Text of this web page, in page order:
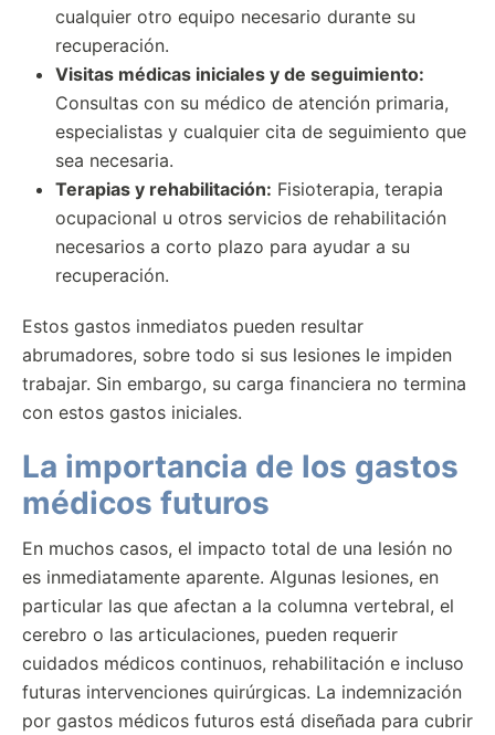
cualquier otro equipo necesario durante su
recuperación.
Visitas médicas iniciales y de seguimiento:
Consultas con su médico de atención primaria,
especialistas y cualquier cita de seguimiento que
sea necesaria.
Terapias y rehabilitación: Fisioterapia, terapia
ocupacional u otros servicios de rehabilitación
necesarios a corto plazo para ayudar a su
recuperación.
Estos gastos inmediatos pueden resultar
abrumadores, sobre todo si sus lesiones le impiden
trabajar. Sin embargo, su carga financiera no termina
con estos gastos iniciales.
La importancia de los gastos
médicos futuros
En muchos casos, el impacto total de una lesión no
es inmediatamente aparente. Algunas lesiones, en
particular las que afectan a la columna vertebral, el
cerebro o las articulaciones, pueden requerir
cuidados médicos continuos, rehabilitación e incluso
futuras intervenciones quirúrgicas. La indemnización
por gastos médicos futuros está diseñada para cubrir